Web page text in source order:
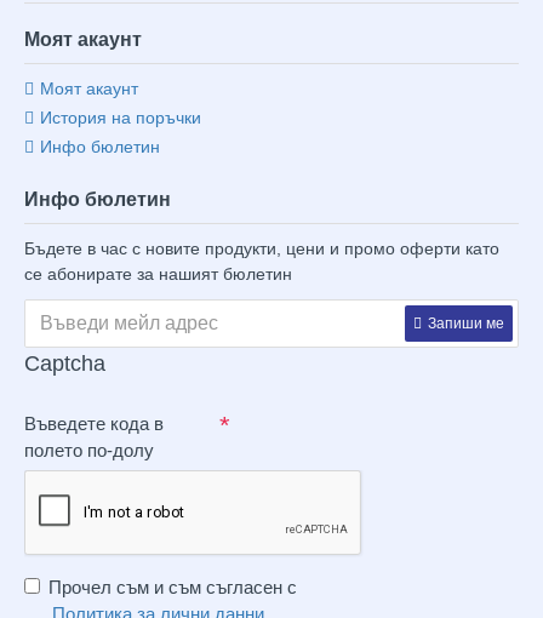
Моят акаунт
Моят акаунт
История на поръчки
Инфо бюлетин
Инфо бюлетин
Бъдете в час с новите продукти, цени и промо оферти като
се абонирате за нашият бюлетин
Запиши ме
Captcha
Въведете кода в
полето по-долу
Прочел съм и съм съгласен с
Политика за лични данни